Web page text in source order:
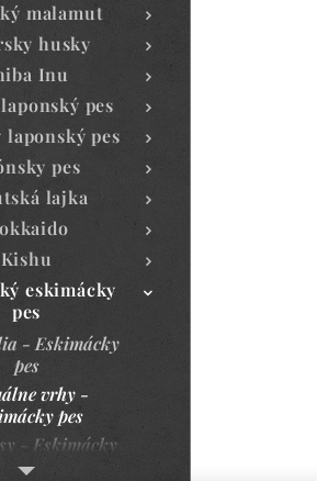
malamut
husky
Inu
pes
laponský pes
pes
lajka
Kishu
eskimácky
pes
- Eskimácky
pes
vrhy -
pes
- Eskimácky
pes